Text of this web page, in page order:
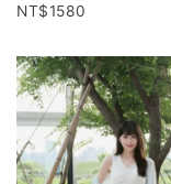
1580